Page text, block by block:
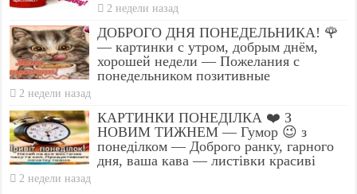
2 недели назад
ДОБРОГО ДНЯ ПОНЕДЕЛЬНИКА! 🌹
— картинки с утром, добрым днём,
хорошей недели — Пожелания с
понедельником позитивные
2 недели назад
КАРТИНКИ ПОНЕДІЛКА ❤️ З
НОВИМ ТИЖНЕМ — Гумор 😉 з
понеділком — Доброго ранку, гарного
дня, ваша кава — листівки красиві
2 недели назад